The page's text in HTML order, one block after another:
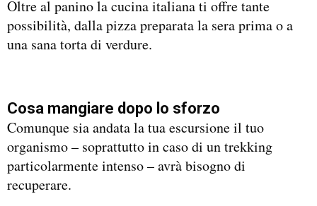
Oltre al panino la cucina italiana ti offre tante
possibilità, dalla pizza preparata la sera prima o a
una sana torta di verdure.
Cosa mangiare dopo lo sforzo
Comunque sia andata la tua escursione il tuo
organismo – soprattutto in caso di un trekking
particolarmente intenso – avrà bisogno di
recuperare.